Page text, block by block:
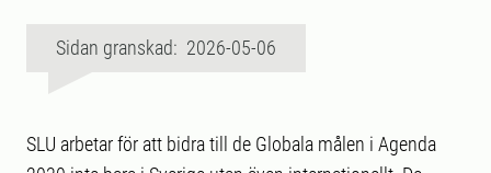
Sidan granskad: 2026-05-06
SLU arbetar för att bidra till de Globala målen i Agenda